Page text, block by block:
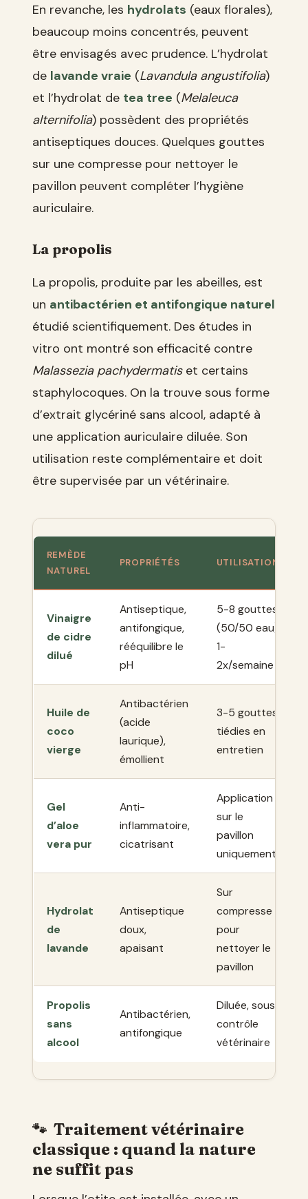
En revanche, les hydrolats (eaux florales),
beaucoup moins concentrés, peuvent
être envisagés avec prudence. L’hydrolat
de lavande vraie (Lavandula angustifolia)
et l’hydrolat de tea tree (Melaleuca
alternifolia) possèdent des propriétés
antiseptiques douces. Quelques gouttes
sur une compresse pour nettoyer le
pavillon peuvent compléter l’hygiène
auriculaire.
La propolis
La propolis, produite par les abeilles, est
un antibactérien et antifongique naturel
étudié scientifiquement. Des études in
vitro ont montré son efficacité contre
Malassezia pachydermatiset certains
staphylocoques. On la trouve sous forme
d’extrait glycériné sans alcool, adapté à
une application auriculaire diluée. Son
utilisation reste complémentaire et doit
être supervisée par un vétérinaire.
REMÈDE
NATUREL
PROPRIÉTÉS UTILISATION
Vinaigre
de cidre
dilué
Antiseptique,
antifongique,
rééquilibre le
pH
5-8 gouttes
(50/50 eau)
1-
2x/semaine
Huile de
coco
vierge
Antibactérien
(acide
laurique),
émollient
3-5 gouttes
tiédies en
entretien
Gel
d’aloe
vera pur
Anti-
inflammatoire,
cicatrisant
Application
sur le
pavillon
uniquement
Hydrolat
de
lavande
Antiseptique
doux,
apaisant
Sur
compresse
pour
nettoyer le
pavillon
Propolis
sans
alcool
Antibactérien,
antifongique
Diluée, sous
contrôle
vétérinaire
Traitement vétérinaire
classique : quand la nature
ne suffit pas